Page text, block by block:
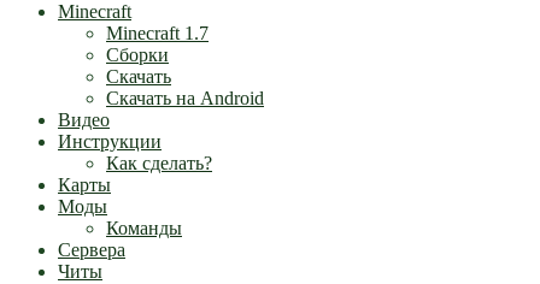
Minecraft
Minecraft 1.7
Сборки
Скачать
Скачать на Android
Видео
Инструкции
Как сделать?
Карты
Моды
Команды
Сервера
Читы